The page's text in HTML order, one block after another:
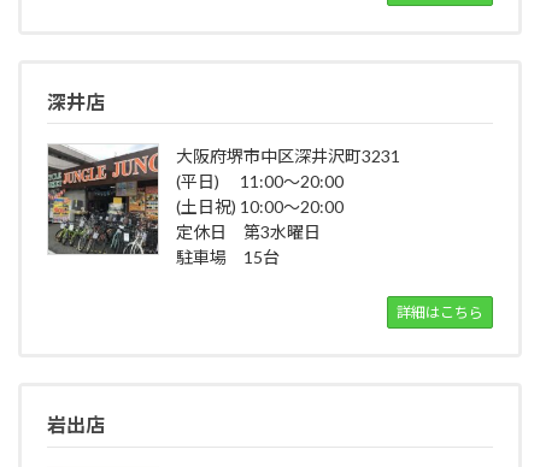
深井店
大阪府堺市中区深井沢町3231
(平日) 11:00～20:00
(土日祝) 10:00～20:00
定休日 第3水曜日
駐車場 15台
詳細はこちら
岩出店